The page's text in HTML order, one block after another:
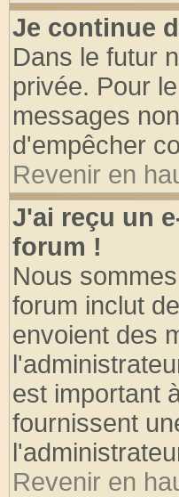
Je continue
Dans le futur
privée. Pour
messages
d'empêcher
Revenir en
J'ai reçu un
forum !
Nous
forum inclut
envoient des
est important
fournissent
Revenir en